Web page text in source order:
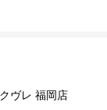
ヴレ 福岡店